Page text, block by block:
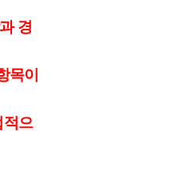
경
목이
적으